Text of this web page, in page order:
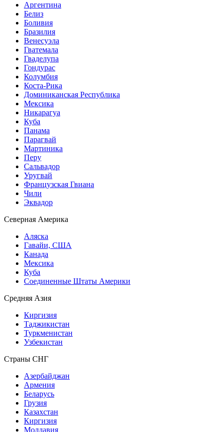
Аргентина
Белиз
Боливия
Бразилия
Венесуэла
Гватемала
Гваделупа
Гондурас
Колумбия
Коста-Рика
Доминиканская Республика
Мексика
Никарагуа
Куба
Панама
Парагвай
Мартиника
Перу
Сальвадор
Уругвай
Французская Гвиана
Чили
Эквадор
Северная Америка
Аляска
Гавайи, США
Канада
Мексика
Куба
Соединенные Штаты Америки
Средняя Азия
Киргизия
Таджикистан
Туркменистан
Узбекистан
Страны СНГ
Азербайджан
Армения
Беларусь
Грузия
Казахстан
Киргизия
Молдавия